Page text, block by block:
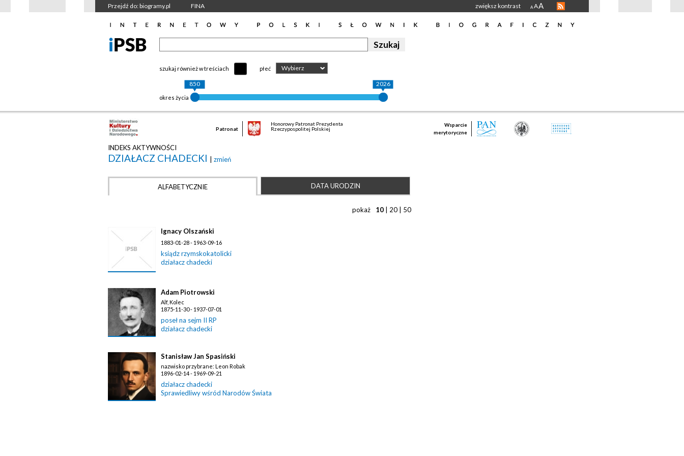
Przejdź do: biogramy.pl FINA zwiększ kontrast A AA
szukaj również w treściach płeć Wybierz
okres życia
850 2026
Patronat
Honorowy Patronat Prezydenta
Rzeczypospolitej Polskiej
Wsparcie
merytoryczne
INDEKS AKTYWNOŚCI
DZIAŁACZ CHADECKI zmień
ALFABETYCZNIE DATA URODZIN
pokaż 10 20 50
Ignacy Olszański
1883-01-28 - 1963-09-16
ksiądz rzymskokatolicki
działacz chadecki
Adam Piotrowski
Alf, Kolec
1875-11-30 - 1937-07-01
poseł na sejm II RP
działacz chadecki
Stanisław Jan Spasiński
nazwisko przybrane: Leon Robak
1896-02-14 - 1969-09-21
działacz chadecki
Sprawiedliwy wśród Narodów Świata